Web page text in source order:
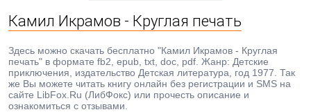
Камил Икрамов - Круглая печать
Здесь можно скачать бесплатно "Камил Икрамов - Круглая
печать" в формате fb2, epub, txt, doc, pdf. Жанр: Детские
приключения, издательство Детская литература, год 1977. Так
же Вы можете читать книгу онлайн без регистрации и SMS на
сайте LibFox.Ru (ЛибФокс) или прочесть описание и
ознакомиться с отзывами.